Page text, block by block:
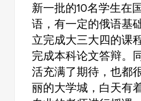
新一批的10名学生在
语，有一定的俄语基
立完成大三大四的课
完成本科论文答辩。
活充满了期待，也都
丽的大学城，白天有